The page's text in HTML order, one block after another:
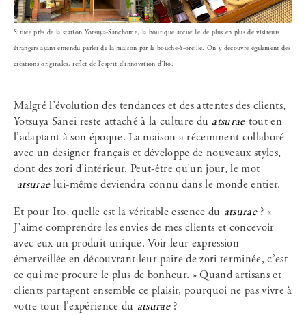
Située près de la station Yotsuya-Sanchome, la boutique accueille de plus en plus de visiteurs
étrangers ayant entendu parler de la maison par le bouche-à-oreille. On y découvre également des
créations originales, reflet de l’esprit d’innovation d’Ito.
Malgré l’évolution des tendances et des attentes des clients,
Yotsuya Sanei reste attaché à la culture du atsurae tout en
l’adaptant à son époque. La maison a récemment collaboré
avec un designer français et développe de nouveaux styles,
dont des zori d’intérieur. Peut-être qu’un jour, le mot
atsurae lui-même deviendra connu dans le monde entier.
Et pour Ito, quelle est la véritable essence du atsurae ? «
J’aime comprendre les envies de mes clients et concevoir
avec eux un produit unique. Voir leur expression
émerveillée en découvrant leur paire de zori terminée, c’est
ce qui me procure le plus de bonheur. » Quand artisans et
clients partagent ensemble ce plaisir, pourquoi ne pas vivre à
votre tour l’expérience du atsurae ?